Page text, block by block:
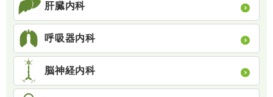
肝臓内科
呼吸器内科
脳神経内科